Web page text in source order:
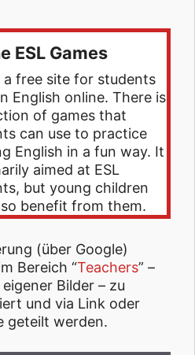
ESL Games
a free site for students
English online. There is
of games that
can use to practice
English in a fun way. It
aimed at ESL
but young children
benefit from them.
(über Google)
Bereich “Teachers” –
Bilder – zu
und via Link oder
geteilt werden.